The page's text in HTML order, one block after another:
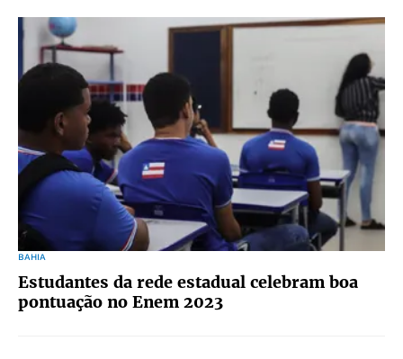
BAHIA
Estudantes da rede estadual celebram boa
pontuação no Enem 2023